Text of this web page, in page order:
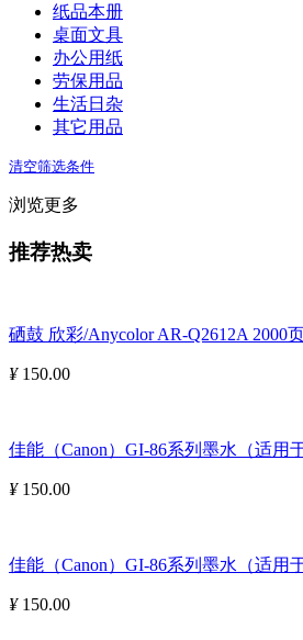
纸品本册
桌面文具
办公用纸
劳保用品
生活日杂
其它用品
清空筛选条件
浏览更多
推荐热卖
硒鼓 欣彩/Anycolor AR-Q2612A 2000
¥150.00
佳能（Canon）GI-86系列墨水（适用
¥150.00
佳能（Canon）GI-86系列墨水（适用
¥150.00